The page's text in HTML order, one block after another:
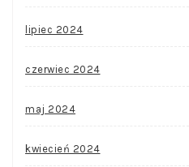
lipiec 2024
czerwiec 2024
maj 2024
kwiecień 2024